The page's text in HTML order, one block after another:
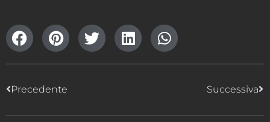
Precedente Successiva